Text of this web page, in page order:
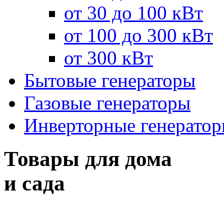
от 30 до 100 кВт
от 100 до 300 кВт
от 300 кВт
Бытовые генераторы
Газовые генераторы
Инверторные
Товары для дома
и сада